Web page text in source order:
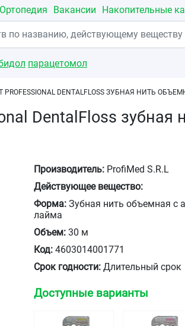
Ортопедия Вакансии Накопительные
парацетомол
PROFESSIONAL DENTALFLOSS ЗУБНАЯ НИТЬ
DentalFloss
Производитель: ProfiMed S.R.L
Действующее вещество:
Форма: Зубная нить объемная с
лайма
Объем: 30 м
Код: 4603014001771
Срок годности: Длительный срок
Доступные варианты